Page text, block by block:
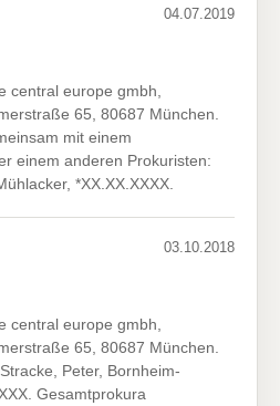
04.07.2019
central europe gmbh,
65, 80687 München.
mit einem
einem anderen Prokuristen:
*XX.XX.XXXX.
03.10.2018
central europe gmbh,
65, 80687 München.
Peter, Bornheim-
Gesamtprokura